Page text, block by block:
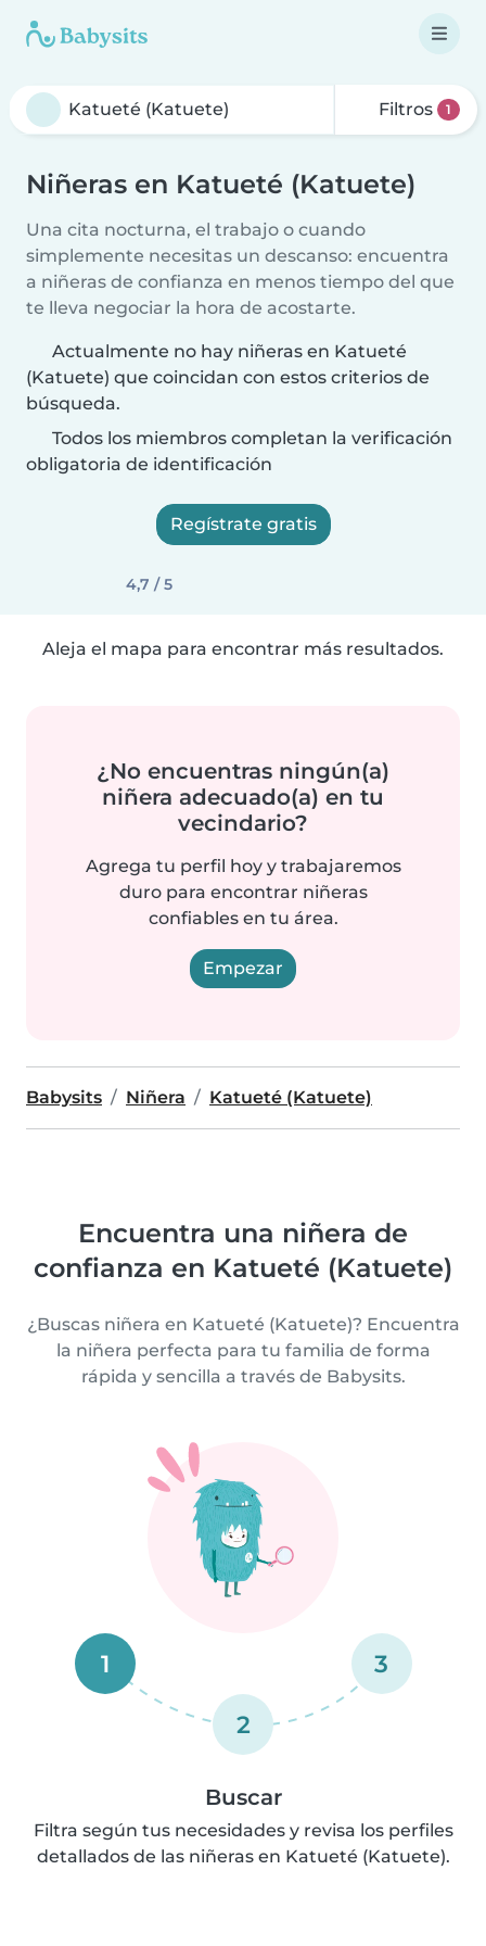
Filtros 1
Niñeras en Katueté (Katuete)
Una cita nocturna, el trabajo o cuando
simplemente necesitas un descanso: encuentra
a niñeras de confianza en menos tiempo del que
te lleva negociar la hora de acostarte.
Actualmente no hay niñeras en Katueté
(Katuete) que coincidan con estos criterios de
búsqueda.
Todos los miembros completan la verificación
obligatoria de identificación
Regístrate gratis
4,7 / 5
Aleja el mapa para encontrar más resultados.
¿No encuentras ningún(a)
niñera adecuado(a) en tu
vecindario?
Agrega tu perfil hoy y trabajaremos
duro para encontrar niñeras
confiables en tu área.
Empezar
Babysits Niñera Katueté (Katuete)
Encuentra una niñera de
confianza en Katueté (Katuete)
¿Buscas niñera en Katueté (Katuete)? Encuentra
la niñera perfecta para tu familia de forma
rápida y sencilla a través de Babysits.
1
2
3
Buscar
Filtra según tus necesidades y revisa los perfiles
detallados de las niñeras en Katueté (Katuete).